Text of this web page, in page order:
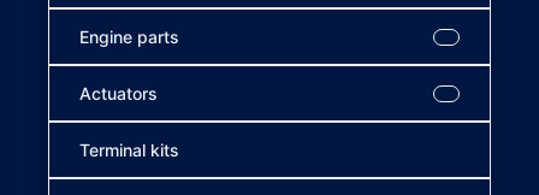
Engine parts
Actuators
Terminal kits